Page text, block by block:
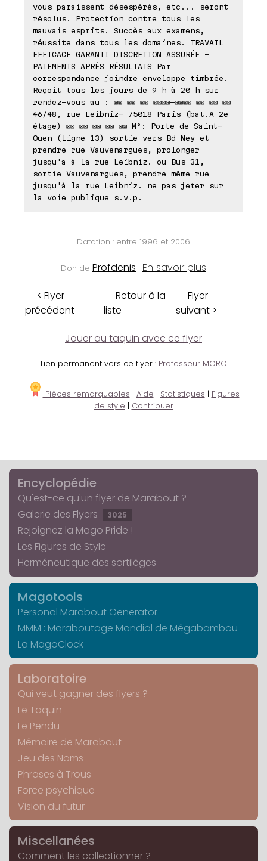
vous paraissent désespérés, etc... seront
résolus. Protection contre tous les
mauvais esprits. Succès aux examens,
réussite dans tous les domaines. TRAVAIL
EFFICACE GARANTI DISCRETION ASSURÉE -
PAIEMENTS APRÈS RÉSULTATS Par
correspondance joindre enveloppe timbrée.
Reçoit tous les jours de 9 h à 20 h sur
rendez-vous au : ⊠⊠ ⊠⊠ ⊠⊠ ⊠⊠⊠⊠-⊠⊠⊠⊠ ⊠⊠ ⊠⊠ ⊠⊠
46/48, rue Leibniz- 75018 Paris (bat.A 2e
étage) ⊠⊠ ⊠⊠ ⊠⊠ ⊠⊠ ⊠⊠ M°: Porte de Saint-
Ouen (ligne 13) sortie vers Bd Ney et
prendre rue Vauvenargues, prolonger
jusqu'a à la rue Leibniz. ou Bus 31,
sortie Vauvenargues, prendre même rue
jusqu'à la rue Leibniz. ne pas jeter sur
la voie publique s.v.p.
Datation : entre 1996 et 2006
Don de Profdenis | En savoir plus
< Flyer
précédent
Retour à la
liste
Flyer
suivant >
Jouer au taquin avec ce flyer
Lien permanent vers ce flyer : Professeur MORO
Pièces remarquables | Aide | Statistiques | Figures
de style | Contribuer
Encyclopédie
Qu'est-ce qu'un flyer de Marabout ?
Galerie des Flyers
3025
Rejoignez la Mago Pride !
Les Figures de Style
Herméneutique des sortilèges
Magotools
Personal Marabout Generator
MMM : Maraboutage Mondial de Mégabambou
La MagoClock
Laboratoire
Qui veut gagner des flyers ?
Le Taquin
Le Pendu
Mémoire de Marabout
Jeu des Noms
Phrases à Trous
Force psychique
Vision du futur
Miscellanées
Comment les collectionner ?